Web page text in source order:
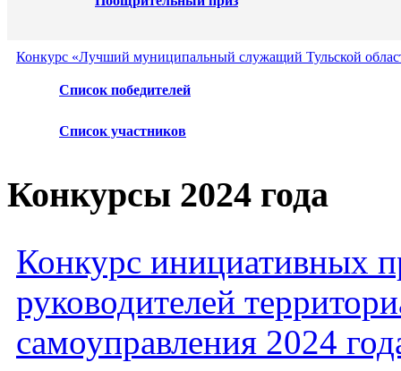
Конкурс «Лучший муниципальный служащий Тульской
Список победителей
Список участников
Конкурсы 2024 года
Конкурс инициативных
руководителей
самоуправления 2024